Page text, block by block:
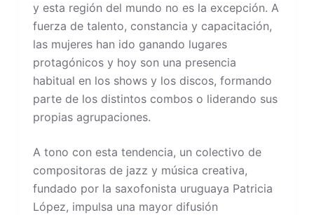
y esta región del mundo no es la excepción. A
fuerza de talento, constancia y capacitación,
las mujeres han ido ganando lugares
protagónicos y hoy son una presencia
habitual en los shows y los discos, formando
parte de los distintos combos o liderando sus
propias agrupaciones.
A tono con esta tendencia, un colectivo de
compositoras de jazz y música creativa,
fundado por la saxofonista uruguaya Patricia
López, impulsa una mayor difusión